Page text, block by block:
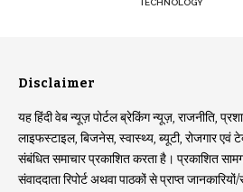
TECHNOLOGY
Disclaimer
यह हिंदी वेब न्यूज़ पोर्टल ब्रेकिंग न्यूज़, राजनीति,
लाइफस्टाइल, बिजनेस, स्वास्थ्य, ब्यूटी, रोजगार एवं
संबंधित समाचार प्रकाशित करता है। प्रकाशित
संवाददाता रिपोर्ट अथवा पाठकों से प्राप्त